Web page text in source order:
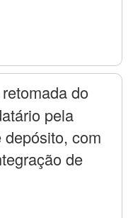
do
pela
com
de